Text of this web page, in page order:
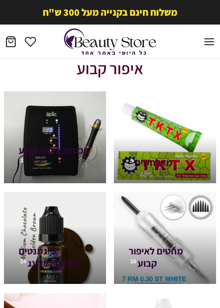
משלוח חינם בקנייה מעל 300 ש"ח
איפור קבוע
מאלחשים 5
מכונות איפור קבוע
3
מחטים לאיפור
קבוע 16
פיגמנטים
למיקובליידינג 14